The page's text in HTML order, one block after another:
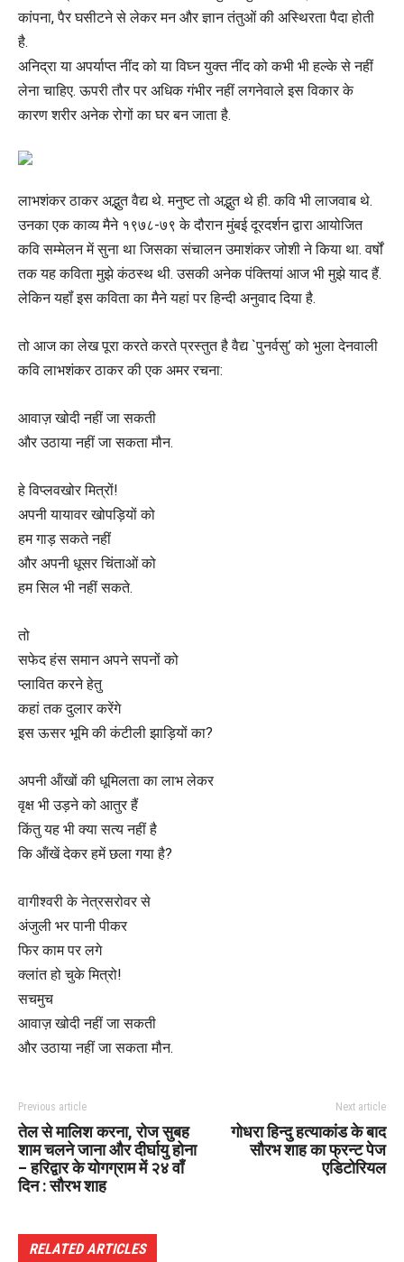
कांपना, पैर घसीटने से लेकर मन और ज्ञान तंतुओं की अस्थिरता पैदा होती
है.
अनिद्रा या अपर्याप्त नींद को या विघ्न युक्त नींद को कभी भी हल्के से नहीं
लेना चाहिए. ऊपरी तौर पर अधिक गंभीर नहीं लगनेवाले इस विकार के
कारण शरीर अनेक रोगों का घर बन जाता है.
लाभशंकर ठाकर अद्भुत वैद्य थे. मनुष्ट तो अद्भुत थे ही. कवि भी लाजवाब थे.
उनका एक काव्य मैने १९७८-७९ के दौरान मुंबई दूरदर्शन द्वारा आयोजित
कवि सम्मेलन में सुना था जिसका संचालन उमाशंकर जोशी ने किया था. वर्षों
तक यह कविता मुझे कंठस्थ थी. उसकी अनेक पंक्तियां आज भी मुझे याद हैं.
लेकिन यहॉं इस कविता का मैने यहां पर हिन्दी अनुवाद दिया है.
तो आज का लेख पूरा करते करते प्रस्तुत है वैद्य `पुनर्वसु’ को भुला देनवाली
कवि लाभशंकर ठाकर की एक अमर रचना:
आवाज़ खोदी नहीं जा सकती
और उठाया नहीं जा सकता मौन.
हे विप्लवखोर मित्रों!
अपनी यायावर खोपड़ियों को
हम गाड़ सकते नहीं
और अपनी धूसर चिंताओं को
हम सिल भी नहीं सकते.
तो
सफेद हंस समान अपने सपनों को
प्लावित करने हेतु
कहां तक दुलार करेंगे
इस ऊसर भूमि की कंटीली झाड़ियों का?
अपनी ऑंखों की धूमिलता का लाभ लेकर
वृक्ष भी उड़ने को आतुर हैं
किंतु यह भी क्या सत्य नहीं है
कि ऑंखें देकर हमें छला गया है?
वागीश्वरी के नेत्रसरोवर से
अंजुली भर पानी पीकर
फिर काम पर लगे
क्लांत हो चुके मित्रो!
सचमुच
आवाज़ खोदी नहीं जा सकती
और उठाया नहीं जा सकता मौन.
Previous article
तेल से मालिश करना, रोज सुबह
शाम चलने जाना और दीर्घायु होना
– हरिद्वार के योगग्राम में २४ वॉं
दिन : सौरभ शाह
Next article
गोधरा हिन्दु हत्याकांड के बाद
सौरभ शाह का फ्रन्ट पेज
एडिटोरियल
RELATED ARTICLES